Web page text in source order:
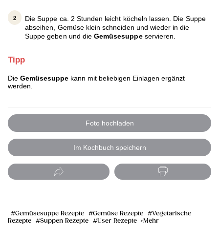
Die Suppe ca. 2 Stunden leicht köcheln lassen. Die Suppe
abseihen, Gemüse klein schneiden und wieder in die
Suppe geben und dieGemüsesuppeservieren.
Tipp
Die Gemüsesuppe kann mit beliebigen Einlagen ergänzt
werden.
Foto hochladen
Im Kochbuch speichern
Gemüsesuppe Rezepte Gemüse Rezepte
Vegetarische
Rezepte
Suppen Rezepte User Rezepte Mehr